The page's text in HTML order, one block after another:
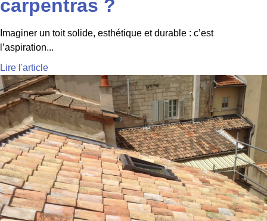
carpentras ?
Imaginer un toit solide, esthétique et durable : c’est
l’aspiration...
Lire l'article